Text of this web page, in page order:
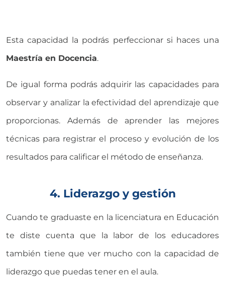
Esta capacidad la podrás perfeccionar si haces una
Maestría en Docencia.
De igual forma podrás adquirir las capacidades para
observar y analizar la efectividad del aprendizaje que
proporcionas. Además de aprender las mejores
técnicas para registrar el proceso y evolución de los
resultados para calificar el método de enseñanza.
4. Liderazgo y gestión
Cuando te graduaste en la licenciatura en Educación
te diste cuenta que la labor de los educadores
también tiene que ver mucho con la capacidad de
liderazgo que puedas tener en el aula.